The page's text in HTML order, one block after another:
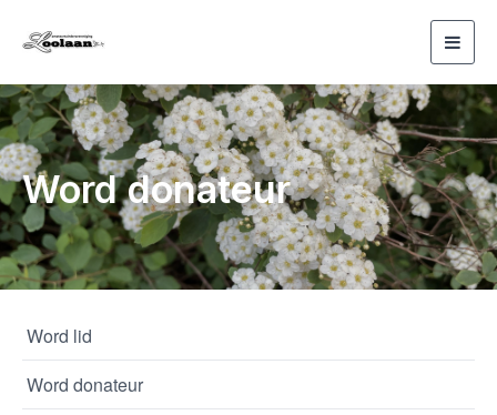
Word donateur
Word lid
Word donateur